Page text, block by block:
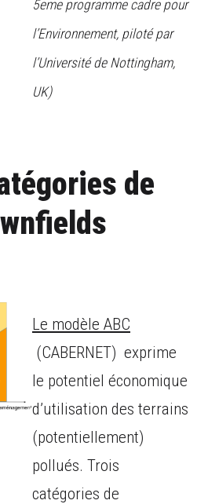
5eme programme cadre pour
l’Environnement, piloté par
l’Université de Nottingham,
UK)
de
Le modèle ABC
(CABERNET) exprime
le potentiel économique
d’utilisation des terrains
(potentiellement)
pollués. Trois
catégories de